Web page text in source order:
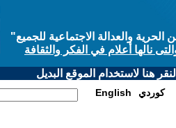
والعدالة الاجتماعية للجميع"
نالها أعلام في الفكر والثقافة
هنا لاستخدام الموقع البديل
English كوردي